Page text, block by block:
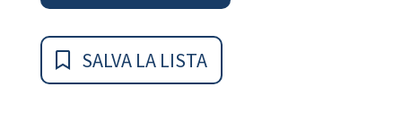
SALVA LA LISTA